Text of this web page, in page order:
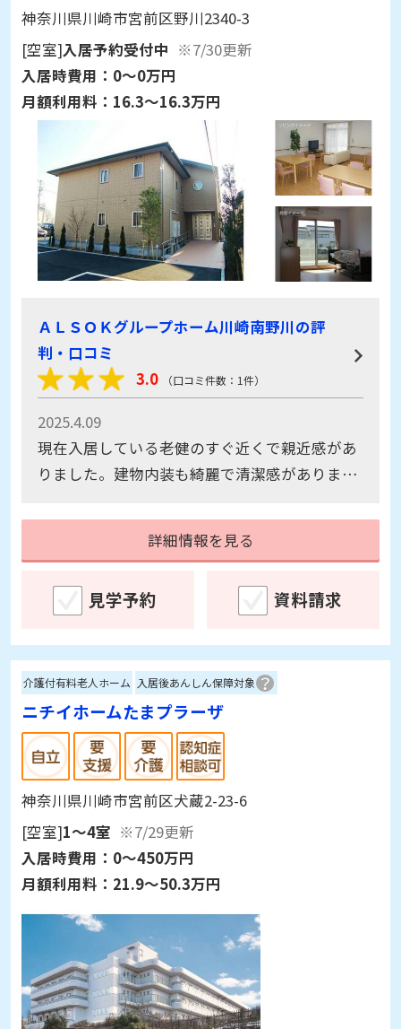
神奈川県川崎市宮前区野川2340-3
[空室]入居予約受付中 ※7/30更新
入居時費用： 0～0万円
月額利用料： 16.3～16.3万円
ＡＬＳＯＫグループホーム川崎南野川の評
判・口コミ
3.0
（口コミ件数：1件）
2025.4.09
現在入居している老健のすぐ近くで親近感があ
りました。建物内装も綺麗で清潔感がありま
しました。
詳細情報を見る
見学予約 資料請求
介護付有料老人ホーム 入居後あんしん保障対象
ニチイホームたまプラーザ
神奈川県川崎市宮前区犬蔵2-23-6
[空室]1～4室 ※7/29更新
入居時費用： 0～450万円
月額利用料： 21.9～50.3万円